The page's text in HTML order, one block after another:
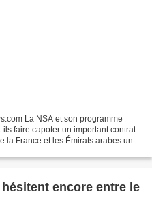
La NSA et son programme
faire capoter un important contrat
la France et les Émirats arabes unis
encore entre le